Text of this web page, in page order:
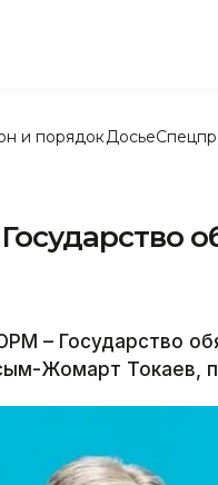
и порядок Досье
– Государство
Жомарт Токаев,